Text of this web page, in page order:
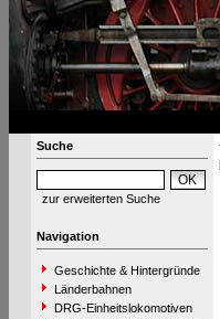
Suche
zur erweiterten Suche
Navigation
Geschichte & Hintergründe
Länderbahnen
DRG-Einheitslokomotiven